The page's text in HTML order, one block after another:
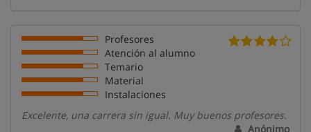
Profesores
Atención al alumno
Temario
Material
Instalaciones
Excelente, una carrera sin igual. Muy buenos profesores.
Anónimo